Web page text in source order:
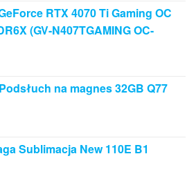
RTX 4070 Ti Gaming OC
(GV-N407TGAMING OC-
na magnes 32GB Q77
Sublimacja New 110E B1